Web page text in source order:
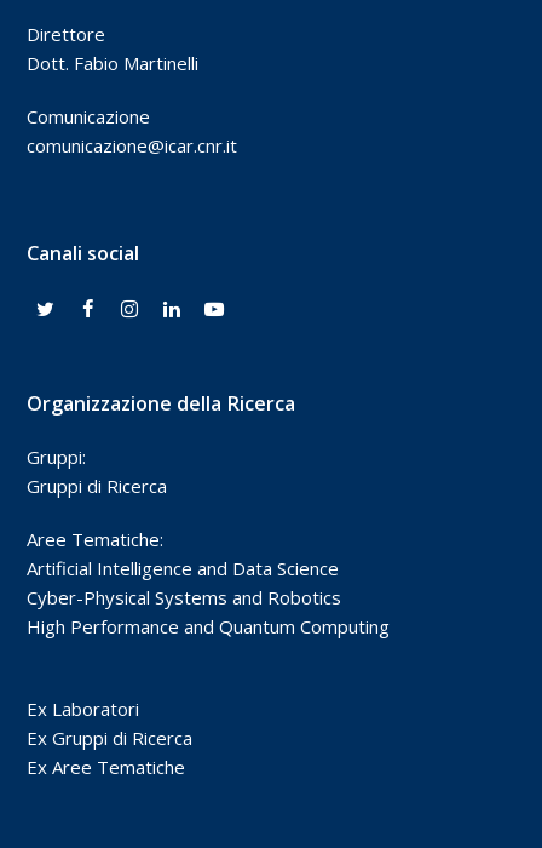
Direttore
Dott. Fabio Martinelli
Comunicazione
comunicazione@icar.cnr.it
Canali social
Organizzazione della Ricerca
Gruppi:
Gruppi di Ricerca
Aree Tematiche:
Artificial Intelligence and Data Science
Cyber-Physical Systems and Robotics
High Performance and Quantum Computing
Ex Laboratori
Ex Gruppi di Ricerca
Ex Aree Tematiche